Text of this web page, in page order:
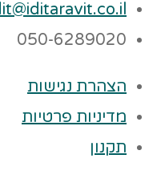
050-6289020
הצהרת נגישות
מדיניות פרטיות
תקנון